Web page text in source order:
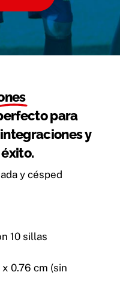
para
y
y césped
10 sillas
0.76 cm (sin